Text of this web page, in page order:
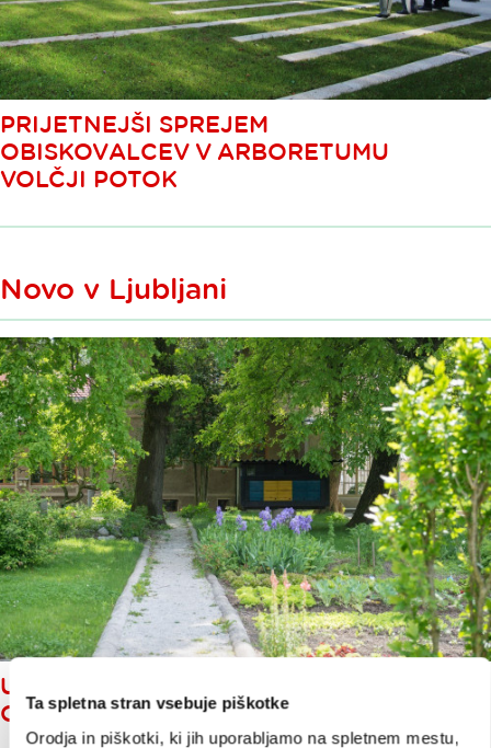
Ta spletna stran vsebuje piškotke
Orodja in piškotki, ki jih uporabljamo na spletnem mestu,
PRIJETNEJŠI SPREJEM
OBISKOVALCEV V ARBORETUMU
VOLČJI POTOK
Novo v Ljubljani
URBANA ČEBELJA DOMOVANJA
OD PLEČNIKA DO DANES